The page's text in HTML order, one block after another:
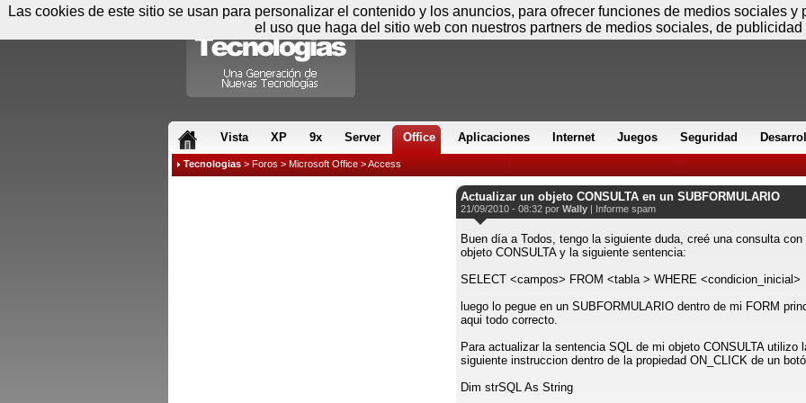
Vista XP 9x Server Office Aplicaciones Internet Juegos Seguridad
Tecnologias > Foros > Microsoft Office >Access
Actualizar un objeto CONSULTA en un SUBFORMULARIO
21/09/2010 - 08:32 por Wally | Informe spam
Buen día a Todos, tengo la siguiente duda, creé una consulta con
objeto CONSULTA y la siguiente sentencia:
SELECT <campos> FROM <tabla > WHERE <condicion_inicial>
luego lo pegue en un SUBFORMULARIO dentro de mi FORM
aqui todo correcto.
Para actualizar la sentencia SQL de mi objeto CONSULTA utilizo
siguiente instruccion dentro de la propiedad ON_CLICK de un
Dim strSQL As String
Las cookies de este sitio se usan para personalizar el contenido y los anuncios, para ofrecer funciones de medios sociales
el uso que haga del sitio web con nuestros partners de medios sociales, de